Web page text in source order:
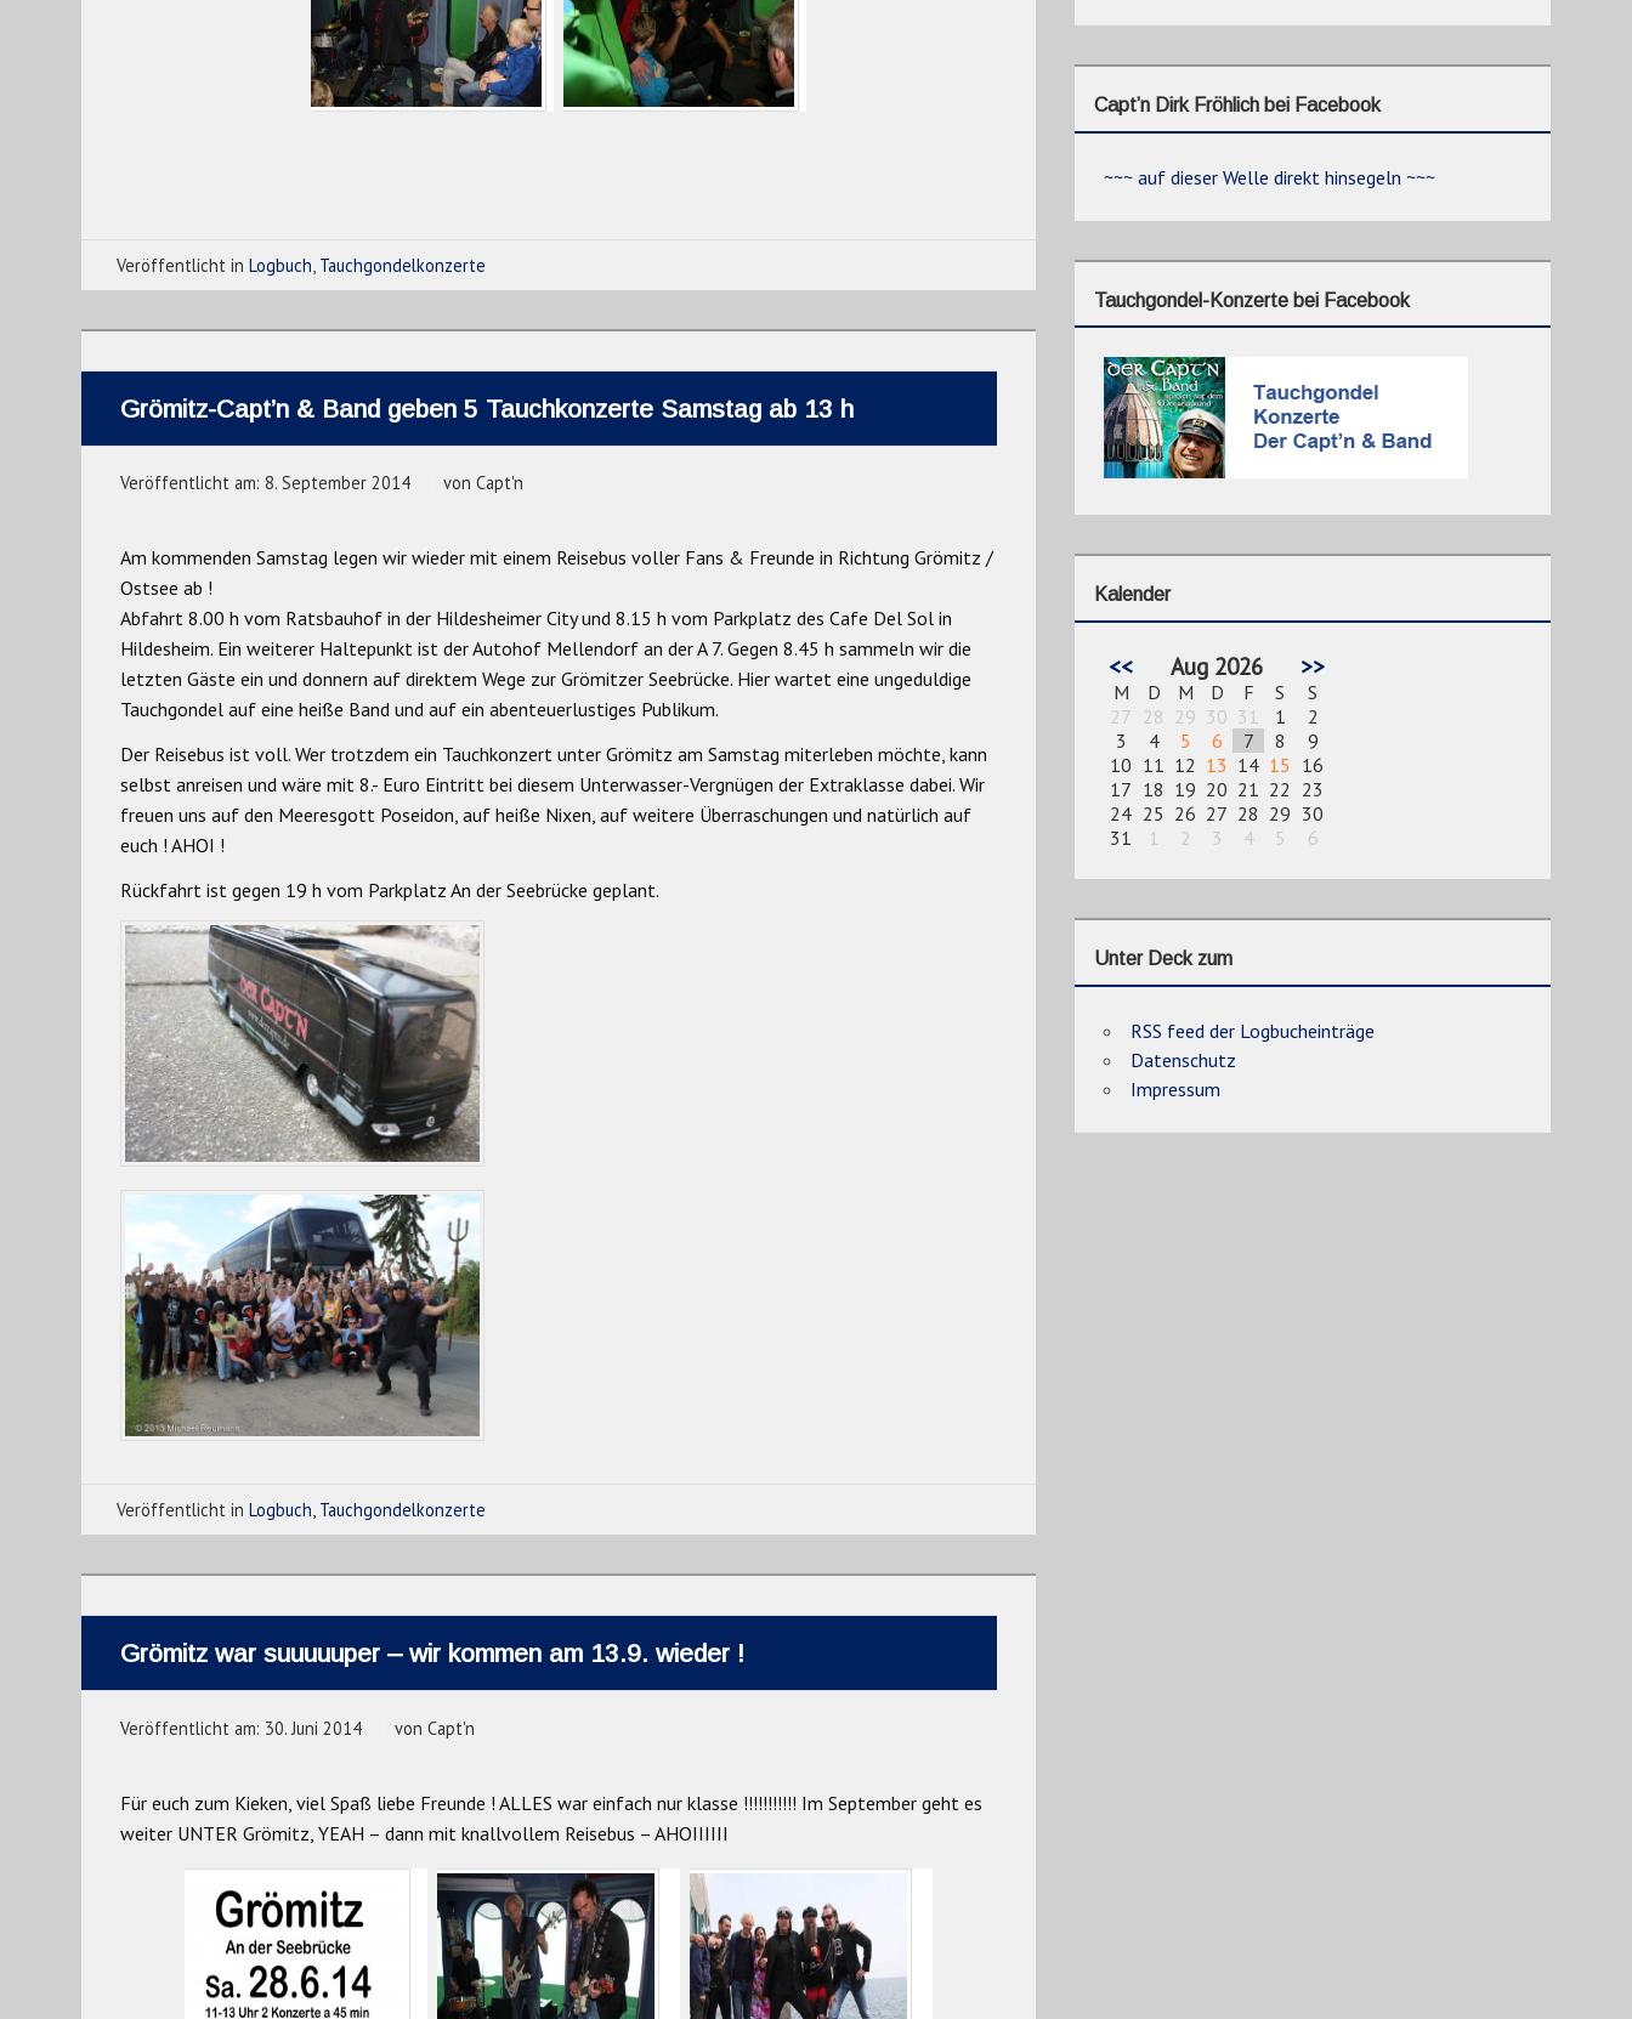
Veröffentlicht in Logbuch Tauchgondelkonzerte
Grömitz-Capt’n & Band geben 5 Tauchkonzerte Samstag ab 13 h
Veröffentlicht am:8. September 2014 von Capt'n
Am kommenden Samstag legen wir wieder mit einem Reisebus voller Fans & Freunde in Richtung Grömitz /
Ostsee ab !
Abfahrt 8.00 h vom Ratsbauhof in der Hildesheimer City und 8.15 h vom Parkplatz des Cafe Del Sol in
Hildesheim. Ein weiterer Haltepunkt ist der Autohof Mellendorf an der A 7. Gegen 8.45 h sammeln wir die
letzten Gäste ein und donnern auf direktem Wege zur Grömitzer Seebrücke. Hier wartet eine ungeduldige
Tauchgondel auf eine heiße Band und auf ein abenteuerlustiges Publikum.
Der Reisebus ist voll. Wer trotzdem ein Tauchkonzert unter Grömitz am Samstag miterleben möchte, kann
selbst anreisen und wäre mit 8.- Euro Eintritt bei diesem Unterwasser-Vergnügen der Extraklasse dabei. Wir
freuen uns auf den Meeresgott Poseidon, auf heiße Nixen, auf weitere Überraschungen und natürlich auf
euch ! AHOI !
Rückfahrt ist gegen 19 h vom Parkplatz An der Seebrücke geplant.
Veröffentlicht in Logbuch, Tauchgondelkonzerte
Grömitz war suuuuuper – wir kommen am 13.9. wieder !
Veröffentlicht am: 30. Juni 2014 von Capt'n
Für euch zum Kieken, viel Spaß liebe Freunde ! ALLES war einfach nur klasse !!!!!!!!!!! Im September geht es
weiter UNTER Grömitz, YEAH – dann mit knallvollem Reisebus – AHOIIIIII
Capt’n Dirk Fröhlich bei Facebook
~~~ auf dieser Welle direkt hinsegeln ~~~
Tauchgondel-Konzerte bei Facebook
Kalender
<< Aug 2026 >>
M D M D F S
S
27 28 29 30 31 1
2
3
4 5 6 7 8
9
10 11 12 13 14 15 16
17 18 19 20 21 22 23
24 25 26 27 28 29 30
31
1 2 3 4 5 6
Unter Deck zum
RSS feed der Logbucheinträge
Datenschutz
Impressum